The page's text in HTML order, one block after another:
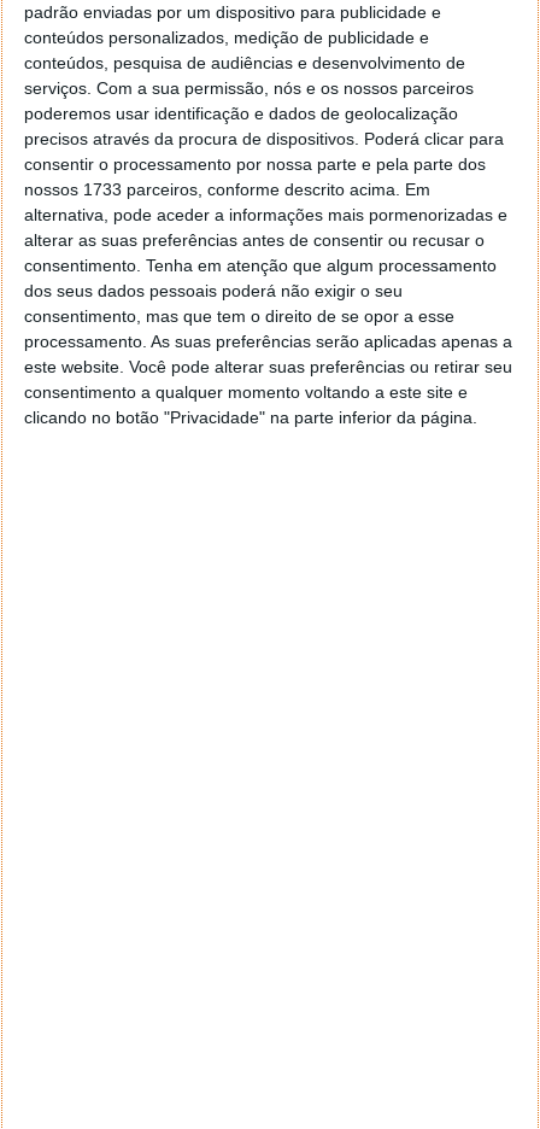
padrão enviadas por um dispositivo para publicidade e
conteúdos personalizados, medição de publicidade e
conteúdos, pesquisa de audiências e desenvolvimento de
serviços. Com a sua permissão, nós e os nossos parceiros
poderemos usar identificação e dados de geolocalização
precisos através da procura de dispositivos. Poderá clicar para
consentir o processamento por nossa parte e pela parte dos
nossos 1733 parceiros, conforme descrito acima. Em
alternativa, pode aceder a informações mais pormenorizadas e
alterar as suas preferências antes de consentir ou recusar o
consentimento. Tenha em atenção que algum processamento
dos seus dados pessoais poderá não exigir o seu
consentimento, mas que tem o direito de se opor a esse
processamento. As suas preferências serão aplicadas apenas a
este website. Você pode alterar suas preferências ou retirar seu
consentimento a qualquer momento voltando a este site e
clicando no botão "Privacidade" na parte inferior da página.
Se a tecnologia amadurecer e conseguir ganhar a confiança dos
consumidores, poderá transformar profundamente um setor que resistiu à
automação durante séculos.
Robôs barbeiros são parte de uma estratégia